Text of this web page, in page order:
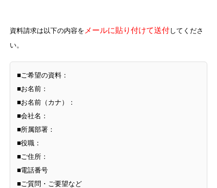
資料請求は以下の内容を メールに貼り付けて送付してくださ
い。
■ご希望の資料：
■お名前：
■お名前（カナ）：
■会社名：
■所属部署：
■役職：
■ご住所：
■電話番号
■ご質問・ご要望など